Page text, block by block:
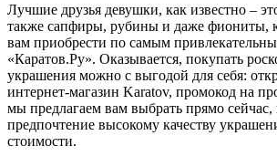
Лучшие друзья девушки, как известно –
также сапфиры, рубины и даже фиониты,
вам приобрести по самым
«Каратов.Ру». Оказывается, покупать
украшения можно с выгодой для себя:
интернет-магазин Karatov, промокод на
мы предлагаем вам выбрать прямо сейчас,
предпочтение высокому качеству
стоимости.